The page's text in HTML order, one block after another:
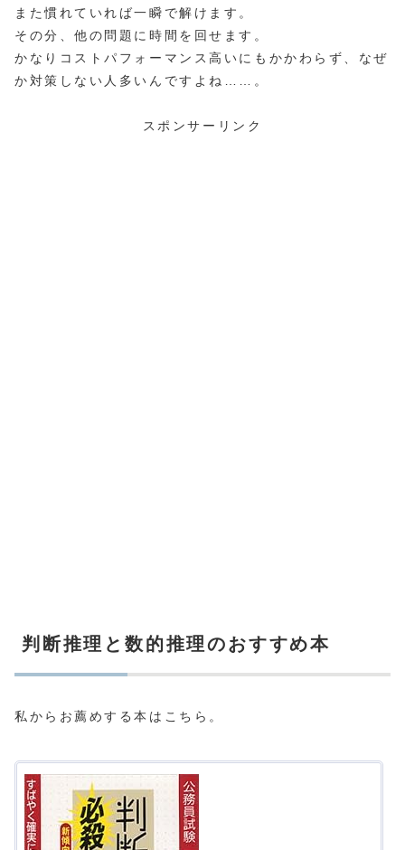
また慣れていれば一瞬で解けます。
その分、他の問題に時間を回せます。
かなりコストパフォーマンス高いにもかかわらず、なぜ
か対策しない人多いんですよね……。
スポンサーリンク
判断推理と数的推理のおすすめ本
私からお薦めする本はこちら。